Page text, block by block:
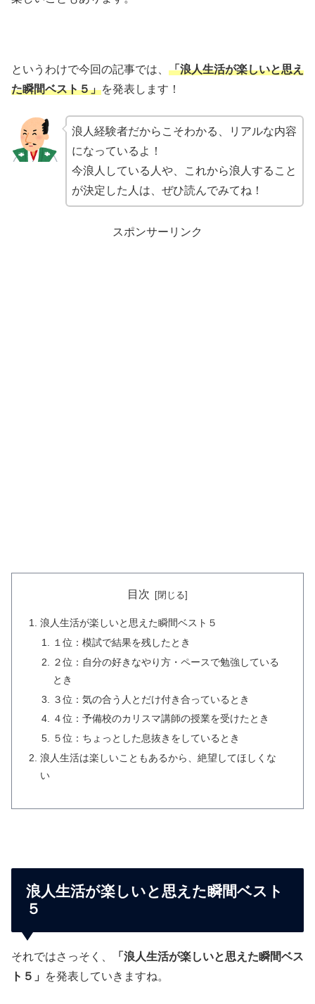
というわけで今回の記事では、 「浪人生活が楽しいと思え
た瞬間ベスト５」を発表します！
浪人経験者だからこそわかる、リアルな内容
になっているよ！
今浪人している人や、これから浪人すること
が決定した人は、ぜひ読んでみてね！
スポンサーリンク
目次
浪人生活が楽しいと思えた瞬間ベスト５
１位：模試で結果を残したとき
２位：自分の好きなやり方・ペースで勉強している
とき
３位：気の合う人とだけ付き合っているとき
４位：予備校のカリスマ講師の授業を受けたとき
５位：ちょっとした息抜きをしているとき
浪人生活は楽しいこともあるから、絶望してほしくな
い
浪人生活が楽しいと思えた瞬間ベスト
５
それではさっそく、
「浪人生活が楽しいと思えた瞬間ベス
ト５」
を発表していきますね。